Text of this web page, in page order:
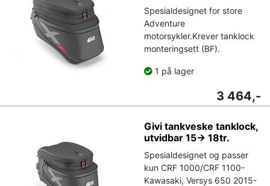
Spesialdesignet for store
Adventure
motorsykler.Krever tanklock
monteringsett (BF).
1 på lager
3 464,-
Givi tankveske tanklock,
utvidbar 15-> 18tr.
Spesialdesignet og passer
kun CRF 1000/CRF 1100-
Kawasaki, Versys 650 2015-